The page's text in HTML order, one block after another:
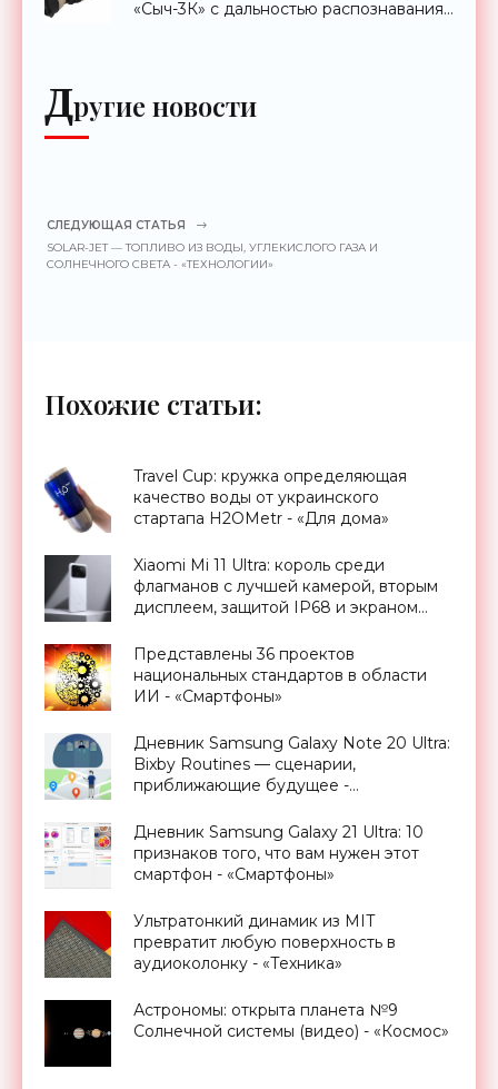
«Сыч-3К» с дальностью распознавания
Другие новости
СЛЕДУЮЩАЯ СТАТЬЯ
SOLAR-JET — ТОПЛИВО ИЗ ВОДЫ, УГЛЕКИСЛОГО ГАЗА И
СОЛНЕЧНОГО СВЕТА - «ТЕХНОЛОГИИ»
Похожие статьи:
Travel Cup: кружка определяющая
качество воды от украинского
стартапа H2OMetr - «Для дома»
Xiaomi Mi 11 Ultra: король среди
флагманов с лучшей камерой, вторым
дисплеем, защитой IP68 и экраном
Представлены 36 проектов
национальных стандартов в области
ИИ - «Смартфоны»
Дневник Samsung Galaxy Note 20 Ultra:
Bixby Routines — сценарии,
приближающие будущее -
Дневник Samsung Galaxy 21 Ultra: 10
признаков того, что вам нужен этот
смартфон - «Смартфоны»
Ультратонкий динамик из MIT
превратит любую поверхность в
аудиоколонку - «Техника»
Астрономы: открыта планета №9
Солнечной системы (видео) - «Космос»